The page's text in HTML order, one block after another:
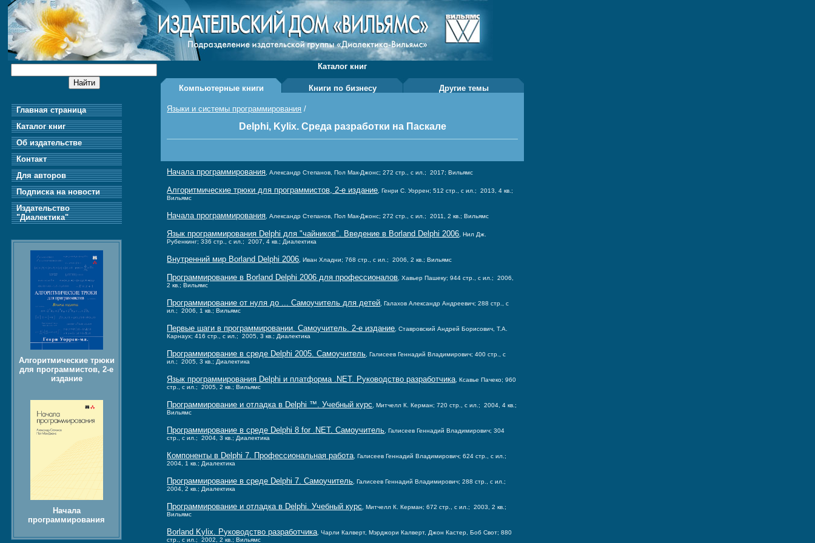
Главная страница
Каталог книг
Об издательстве
Контакт
Для авторов
Подписка на новости
Издательство
"Диалектика"
Алгоритмические трюки
для программистов, 2-е
издание
Начала
программирования
Каталог книг
Компьютерные книги Книги по бизнесу Другие темы
Языки и системы программирования /
Delphi, Kylix. Среда разработки на Паскале
Начала программирования , Александр Степанов, Пол Мак-Джонс; 272 стр., с ил.; 2017; Вильямс
Алгоритмические трюки для программистов, 2-е издание , Генри С. Уоррен; 512 стр., с ил.; 2013, 4 кв.;
Вильямс
Начала программирования , Александр Степанов, Пол Мак-Джонс; 272 стр., с ил.; 2011, 2 кв.; Вильямс
Язык программирования Delphi для "чайников". Введение в Borland Delphi 2006 , Нил Дж.
Рубенкинг; 336 стр., с ил.; 2007, 4 кв.; Диалектика
Внутренний мир Borland Delphi 2006 , Иван Хладни; 768 стр., с ил.; 2006, 2 кв.; Вильямс
Программирование в Borland Delphi 2006 для профессионалов , Хавьер Пашеку; 944 стр., с ил.; 2006,
2 кв.; Вильямс
Программирование от нуля до ... Самоучитель для детей , Галахов Александр Андреевич; 288 стр., с
ил.; 2006, 1 кв.; Вильямс
Первые шаги в программировании. Самоучитель. 2-е издание , Ставровский Андрей Борисович, Т.А.
Карнаух; 416 стр., с ил.; 2005, 3 кв.; Диалектика
Программирование в среде Delphi 2005. Самоучитель , Галисеев Геннадий Владимирович; 400 стр., с
ил.; 2005, 3 кв.; Диалектика
Язык программирования Delphi и платформа .NET. Руководство разработчика , Ксавье Пачеко; 960
стр., с ил.; 2005, 2 кв.; Вильямс
Программирование и отладка в Delphi ™. Учебный курс
, Митчелл К. Керман; 720 стр., с ил.; 2004, 4 кв.;
Вильямс
Программирование в среде Delphi 8 for .NET. Самоучитель , Галисеев Геннадий Владимирович; 304
стр., с ил.; 2004, 3 кв.; Диалектика
Компоненты в Delphi 7. Профессиональная работа , Галисеев Геннадий Владимирович; 624 стр., с ил.;
2004, 1 кв.; Диалектика
Программирование в среде Delphi 7. Самоучитель , Галисеев Геннадий Владимирович; 288 стр., с ил.;
2004, 2 кв.; Диалектика
Программирование и отладка в Delphi. Учебный курс
, Митчелл К. Керман; 672 стр., с ил.; 2003, 2 кв.;
Вильямс
Borland Kylix. Руководство разработчика , Чарли Калверт, Мэрджори Калверт, Джон Кастер, Боб Свот; 880
стр., с ил.; 2002, 2 кв.; Вильямс